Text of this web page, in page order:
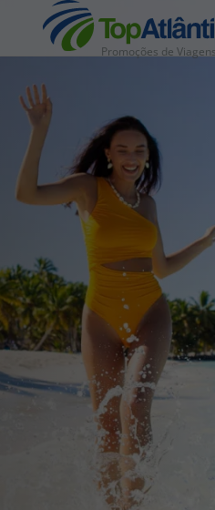
Promoções de Viagens